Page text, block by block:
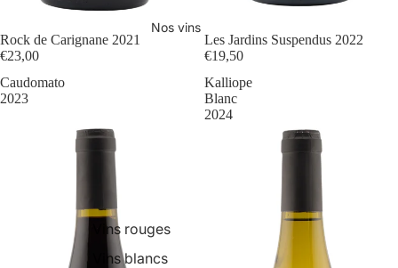
Nos vins
Vins rouges
Vins blancs
Rock de Carignane 2021
€23,00
Les Jardins Suspendus 2022
€19,50
Caudomato
2023
Kalliope
Blanc
2024